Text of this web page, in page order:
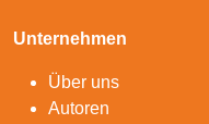
Unternehmen
Über uns
Autoren